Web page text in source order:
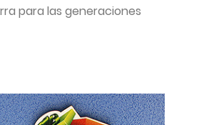
para las generaciones